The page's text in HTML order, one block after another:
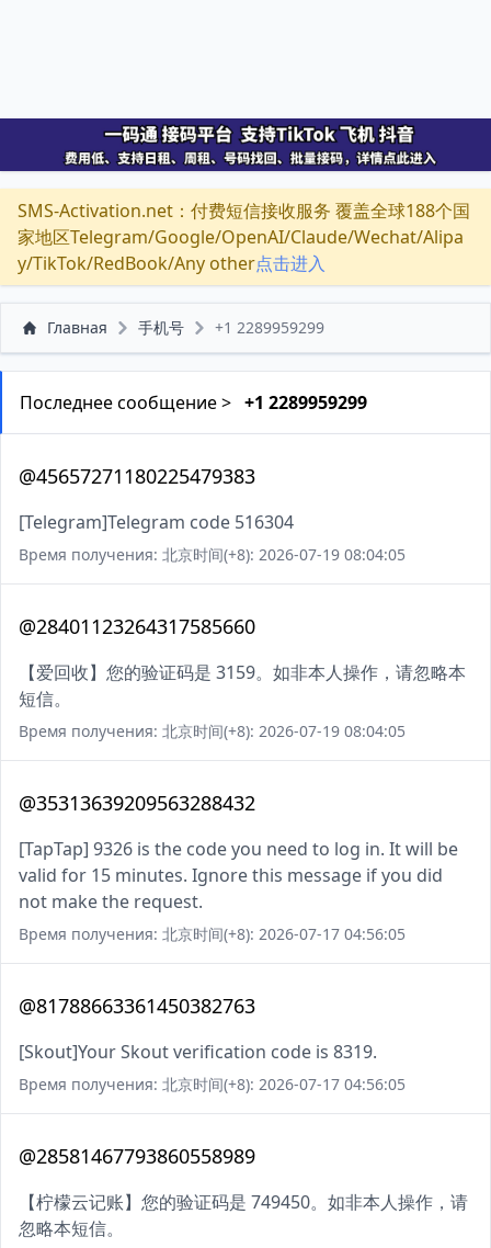
SMS-Activation.net：付费短信接收服务 覆盖全球188个国
家地区Telegram/Google/OpenAI/Claude/Wechat/Alipa
y/TikTok/RedBook/Any other点击进入
Главная 手机号 +1 2289959299
Последнее сообщение > +1 2289959299
@45657271180225479383
[Telegram]Telegram code 516304
Время получения: 北京时间(+8): 2026-07-19 08:04:05
@28401123264317585660
【爱回收】您的验证码是 3159。如非本人操作，请忽略本
短信。
Время получения: 北京时间(+8): 2026-07-19 08:04:05
@35313639209563288432
[TapTap] 9326 is the code you need to log in. It will be
valid for 15 minutes. Ignore this message if you did
not make the request.
Время получения: 北京时间(+8): 2026-07-17 04:56:05
@81788663361450382763
[Skout]Your Skout verification code is 8319.
Время получения: 北京时间(+8): 2026-07-17 04:56:05
@28581467793860558989
【柠檬云记账】您的验证码是 749450。如非本人操作，请
忽略本短信。